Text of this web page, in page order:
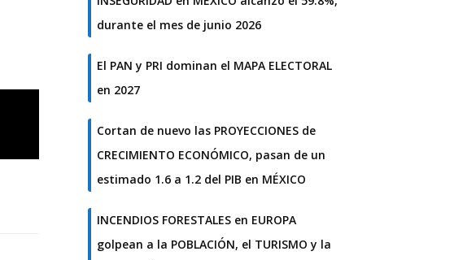
durante el mes de junio 2026
El PAN y PRI dominan el MAPA ELECTORAL
en 2027
Cortan de nuevo las PROYECCIONES de
CRECIMIENTO ECONÓMICO, pasan de un
estimado 1.6 a 1.2 del PIB en MÉXICO
INCENDIOS FORESTALES en EUROPA
golpean a la POBLACIÓN, el TURISMO y la